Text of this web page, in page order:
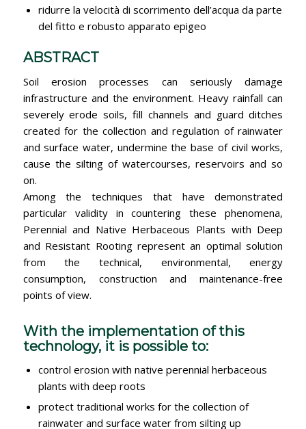
ridurre la velocità di scorrimento dell’acqua da parte
del fitto e robusto apparato epigeo
ABSTRACT
Soil erosion processes can seriously damage
infrastructure and the environment. Heavy rainfall can
severely erode soils, fill channels and guard ditches
created for the collection and regulation of rainwater
and surface water, undermine the base of civil works,
cause the silting of watercourses, reservoirs and so
on.
Among the techniques that have demonstrated
particular validity in countering these phenomena,
Perennial and Native Herbaceous Plants with Deep
and Resistant Rooting represent an optimal solution
from the technical, environmental, energy
consumption, construction and maintenance-free
points of view.
With the implementation of this
technology, it is possible to:
control erosion with native perennial herbaceous
plants with deep roots
protect traditional works for the collection of
rainwater and surface water from silting up